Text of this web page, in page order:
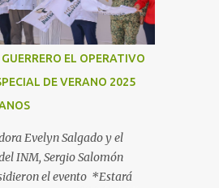
EL OPERATIVO
DE VERANO 2025
Evelyn Salgado y el
INM, Sergio Salomón
el evento *Estará